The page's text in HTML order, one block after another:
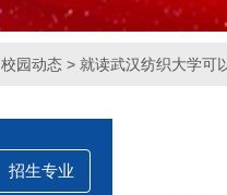
校园动态 > 就读武汉纺织大学可
招生专业